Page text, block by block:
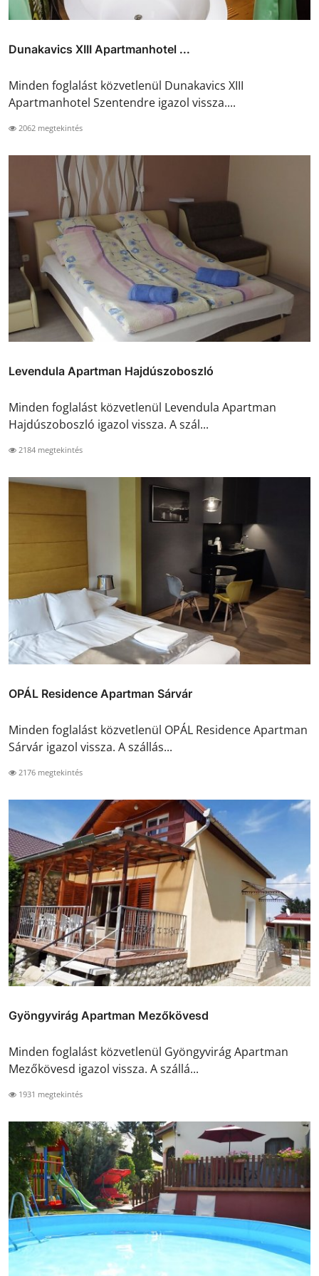
Dunakavics XIII Apartmanhotel ...
Minden foglalást közvetlenül Dunakavics XIII
Apartmanhotel Szentendre igazol vissza....
2062 megtekintés
Levendula Apartman Hajdúszoboszló
Minden foglalást közvetlenül Levendula Apartman
Hajdúszoboszló igazol vissza. A szál...
2184 megtekintés
OPÁL Residence Apartman Sárvár
Minden foglalást közvetlenül OPÁL Residence Apartman
Sárvár igazol vissza. A szállás...
2176 megtekintés
Gyöngyvirág Apartman Mezőkövesd
Minden foglalást közvetlenül Gyöngyvirág Apartman
Mezőkövesd igazol vissza. A szállá...
1931 megtekintés